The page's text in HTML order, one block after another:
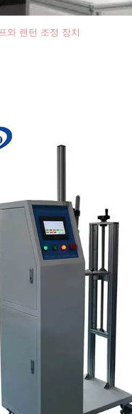
와 랜턴 조정 장치